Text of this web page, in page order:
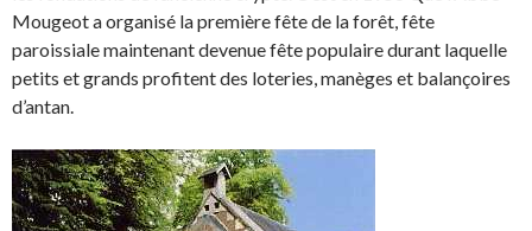
Mougeot a organisé la première fête de la forêt, fête
paroissiale maintenant devenue fête populaire durant laquelle
petits et grands profitent des loteries, manèges et balançoires
d’antan.